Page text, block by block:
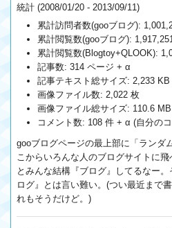
統計 (2008/01/20 - 2013/09/11)
累計訪問者数(gooブログ):
累計閲覧数(gooブログ):
累計閲覧数(Blogtoy+QLOOK):
記事数: 314 ページ + α
記事テキスト総サイズ: 2,233
画像ファイル数: 2,022 枚
画像ファイル総サイズ: 110.6
コメント数: 108 件 + α (自分の
gooブログページの最上部に「ランダ
こからいろんな人のブログサイトに
とみんな結構『ブログ』してるなー
ログ』とは言い難い。(つい最近まで
れもそうだけど。)